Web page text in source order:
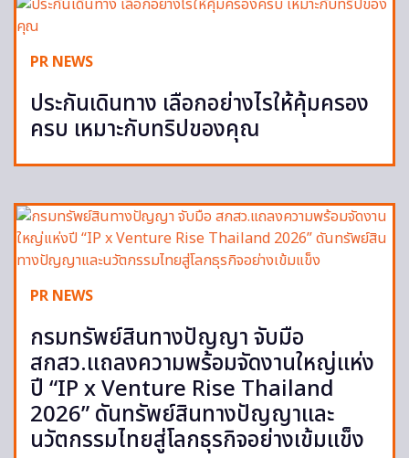
PR NEWS
ประกันเดินทาง เลือกอย่างไรให้คุ้มครอง
ครบ เหมาะกับทริปของคุณ
PR NEWS
กรมทรัพย์สินทางปัญญา จับมือ
สกสว.แถลงความพร้อมจัดงานใหญ่แห่ง
ปี “IP x Venture Rise Thailand
2026” ดันทรัพย์สินทางปัญญาและ
นวัตกรรมไทยสู่โลกธุรกิจอย่างเข้มแข็ง